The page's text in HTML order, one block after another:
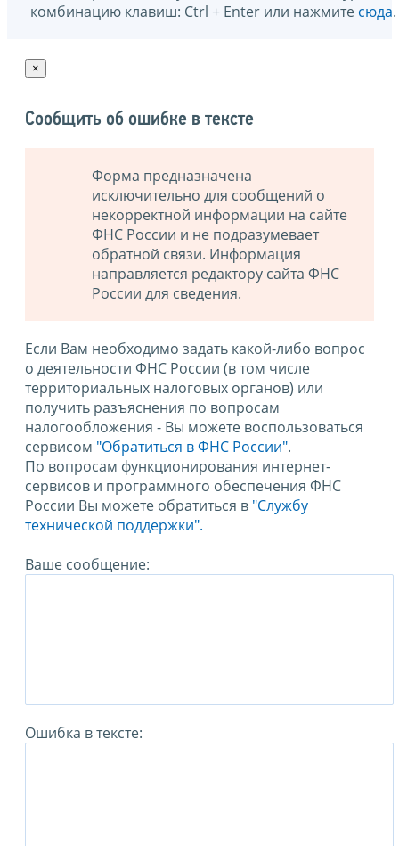
комбинацию клавиш: Ctrl + Enter или нажмите сюда.
×
Сообщить об ошибке в тексте
Форма предназначена
исключительно для сообщений о
некорректной информации на сайте
ФНС России и не подразумевает
обратной связи. Информация
направляется редактору сайта ФНС
России для сведения.
Если Вам необходимо задать какой-либо вопрос
о деятельности ФНС России (в том числе
территориальных налоговых органов) или
получить разъяснения по вопросам
налогообложения - Вы можете воспользоваться
сервисом "Обратиться в ФНС России".
По вопросам функционирования интернет-
сервисов и программного обеспечения ФНС
России Вы можете обратиться в "Службу
технической поддержки".
Ваше сообщение:
Ошибка в тексте: